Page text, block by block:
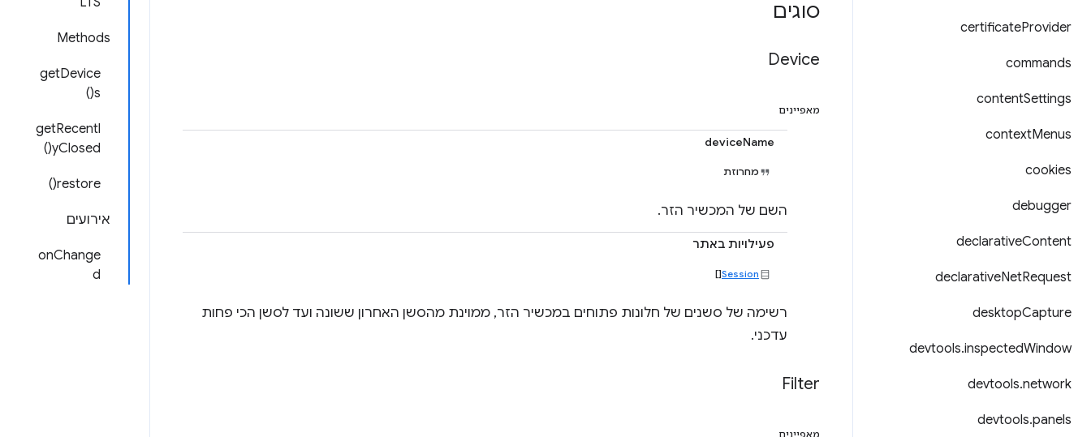
certificateProvider
commands
contentSettings
contextMenus
cookies
debugger
declarativeContent
declarativeNetRequest
desktopCapture
devtools.inspectedWindow
devtools.network
devtools.panels
Methods
getDevice
s()
getRecentl
yClosed()
restore()
אירועים
onChange
d
סוגים
Device
מאפיינים
deviceName
מחרוזת
השם של המכשיר הזר.
פעילויות באתר
Session
[]
רשימה של סשנים של חלונות פתוחים במכשיר הזר, ממוינת מהסשן האחרון ששונה ועד לסשן הכי פחות
עדכני.
Filter
מאפיינים